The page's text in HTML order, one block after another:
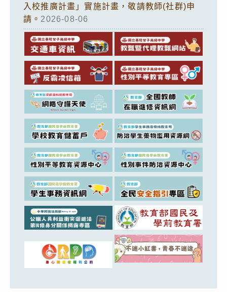
入校推廣計畫」實施計畫，敬請教師(社群)申
請。 2026-08-06